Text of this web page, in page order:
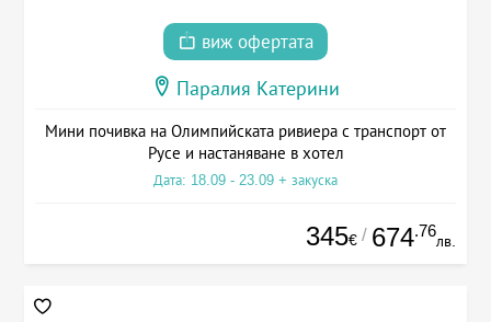
виж офертата
Паралия Катерини
Мини почивка на Олимпийската ривиера с транспорт от
Русе и настаняване в хотел
Дата: 18.09 - 23.09 + закуска
345€ / 674.76
лв.